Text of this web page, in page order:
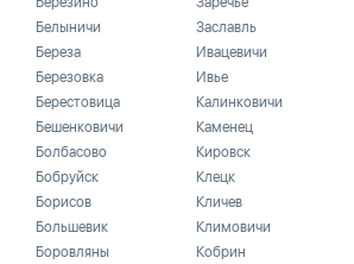
Белыничи
Береза
Березовка
Берестовица
Бешенковичи
Болбасово
Бобруйск
Борисов
Большевик
Боровляны
Заславль
Ивацевичи
Ивье
Калинковичи
Каменец
Кировск
Клецк
Кличев
Климовичи
Кобрин